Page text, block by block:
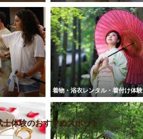
着物・浴衣レンタル・着付け体験
体験のおすすめスポット